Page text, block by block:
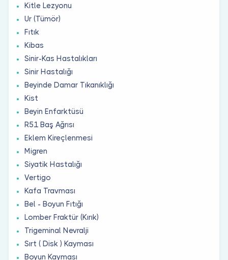
Kitle Lezyonu
Ur (Tümör)
Fıtık
Kibas
Sinir-Kas Hastalıkları
Sinir Hastalığı
Beyinde Damar Tıkanıklığı
Kist
Beyin Enfarktüsü
R51 Baş Ağrısı
Eklem Kireçlenmesi
Migren
Siyatik Hastalığı
Vertigo
Kafa Travması
Bel - Boyun Fıtığı
Lomber Fraktür (Kırık)
Trigeminal Nevralji
Sırt ( Disk ) Kayması
Boyun Kayması